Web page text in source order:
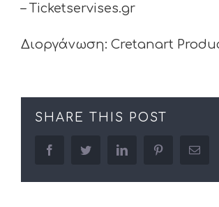
– Ticketservises.gr
Διοργάνωση: Cretanart
SHARE THIS POST
facebooktwitter linkedin pinterestEmail